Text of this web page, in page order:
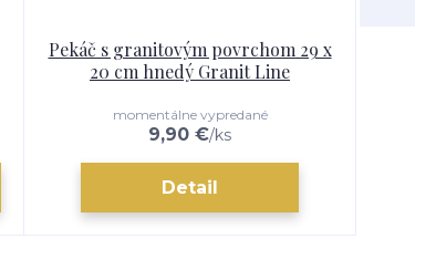
Pekáč s granitovým povrchom 29 x
20 cm hnedý Granit Line
9,90 €/ks
momentálne vypredané
Detail